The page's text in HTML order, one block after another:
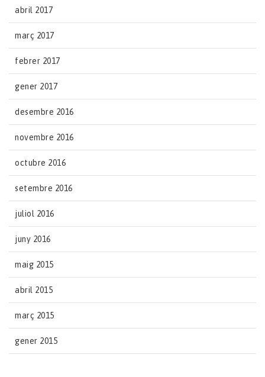
abril 2017
març 2017
febrer 2017
gener 2017
desembre 2016
novembre 2016
octubre 2016
setembre 2016
juliol 2016
juny 2016
maig 2015
abril 2015
març 2015
gener 2015